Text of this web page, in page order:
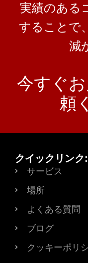
実績のある
することで
減
今すぐ
頼
クイックリンク:
サービス
場所
よくある質問
ブログ
クッキーポリ